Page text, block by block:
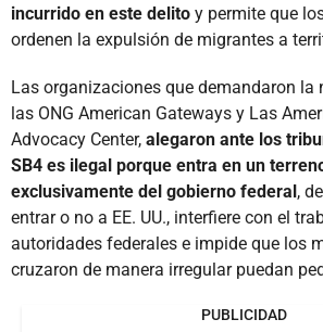
incurrido en este delito y permite que
ordenen la expulsión de migrantes a
Las organizaciones que demandaron la
las ONG American Gateways y Las
Advocacy Center, alegaron ante los
SB4 es ilegal porque entra en un
exclusivamente del gobierno federal,
entrar o no a EE. UU., interfiere con el
autoridades federales e impide que los
cruzaron de manera irregular puedan
PUBLICIDAD